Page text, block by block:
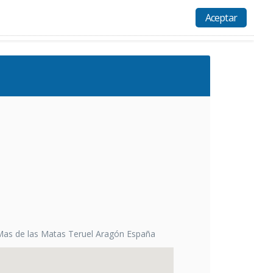
Aceptar
Acceso
de las Matas Teruel Aragón España